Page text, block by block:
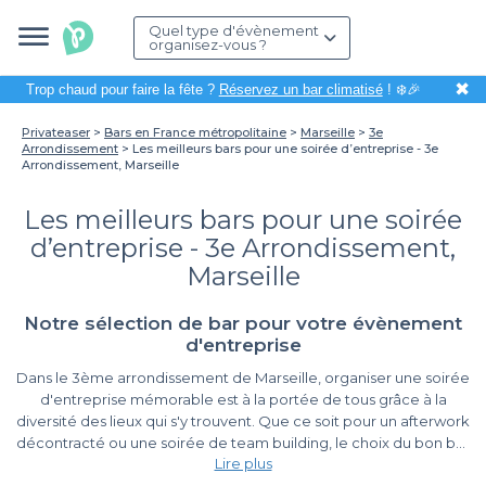
Quel type d'évènement
organisez-vous ?
Trop chaud pour faire la fête ? Réservez un bar climatisé! ❄️🎉 ✖
Privateaser Bars en France métropolitaine Marseille
3e
Arrondissement
Les meilleurs bars pour une soirée d’entreprise - 3e
Arrondissement, Marseille
Les meilleurs bars pour une soirée
d’entreprise - 3e Arrondissement,
Marseille
Notre sélection de bar pour votre évènement
d'entreprise
Dans le 3ème arrondissement de Marseille, organiser une soirée
d'entreprise mémorable est à la portée de tous grâce à la
diversité des lieux qui s'y trouvent. Que ce soit pour un afterwork
décontracté ou une soirée de team building, le choix du bon bar
peut transformer un événement ordinaire en une expérience
Lire plus